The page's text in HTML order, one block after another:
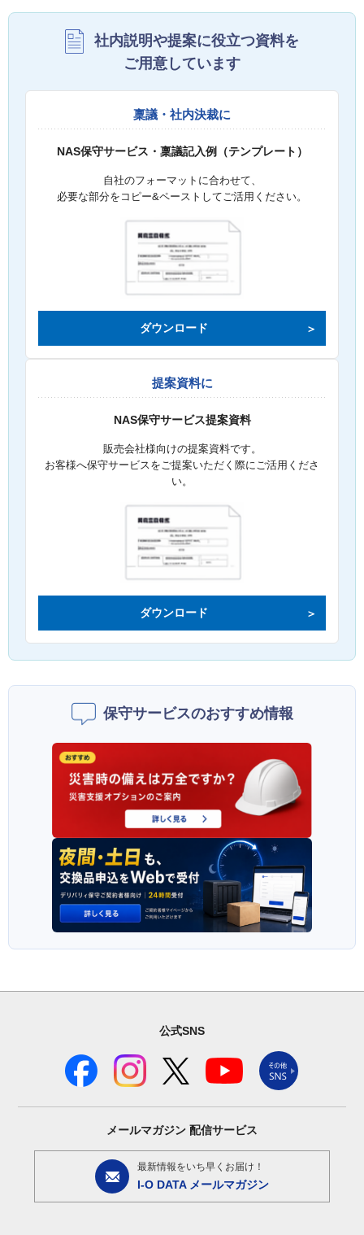
社内説明や提案に役立つ資料を
ご用意しています
稟議・社内決裁に
NAS保守サービス・稟議記入例（テンプレート）
自社のフォーマットに合わせて、
必要な部分をコピー&ペーストしてご活用ください。
ダウンロード
提案資料に
NAS保守サービス提案資料
販売会社様向けの提案資料です。
お客様へ保守サービスをご提案いただく際にご活用くださ
い。
ダウンロード
保守サービスのおすすめ情報
公式SNS
メールマガジン 配信サービス
最新情報をいち早くお届け！
I-O DATA メールマガジン